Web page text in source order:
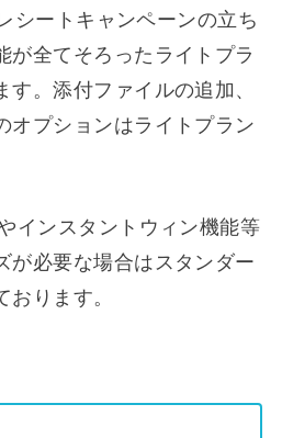
シートキャンペーンの立ち
が全てそろったライトプラ
す。添付ファイルの追加、
オプションはライトプラン
インスタントウィン機能等
が必要な場合はスタンダー
おります。